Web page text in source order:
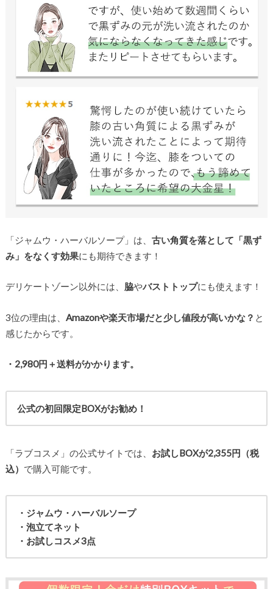
「ジャムウ・ハーバルソープ」は、 古い角質を落として「黒ず
み」をなくす効果にも期待できます！
デリケートゾーン以外には、 脇やバストトップにも使えます！
3位の理由は、 Amazonや楽天市場だと少し値段が高いかな？ と
感じたからです。
・2,980円＋送料がかかります。
公式の初回限定BOXがお勧め！
「ラブコスメ」の公式サイトでは、 お試しBOXが2,355円（税
込） で購入可能です。
・ジャムウ・ハーバルソープ
・泡立てネット
・お試しコスメ3点